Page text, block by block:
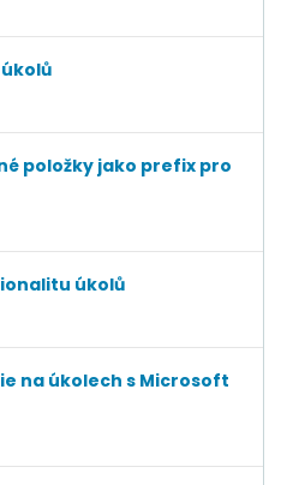
položky jako prefix pro
úkolů
na úkolech s Microsoft